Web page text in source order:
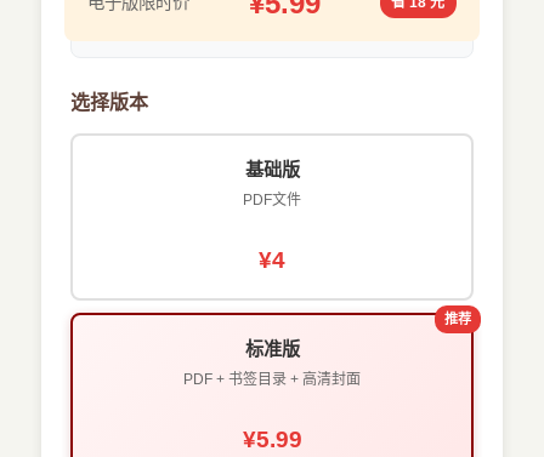
选择版本
基础版
PDF文件
¥4
推荐
标准版
PDF + 书签目录 + 高清封面
¥5.99